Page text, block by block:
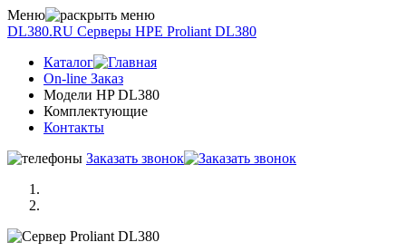
Меню
DL380.RU Серверы НРE Prоliаnt DL380
Каталог
On-line Заказ
Модели HP DL380
Комплектующие
Контакты
Заказать звонок